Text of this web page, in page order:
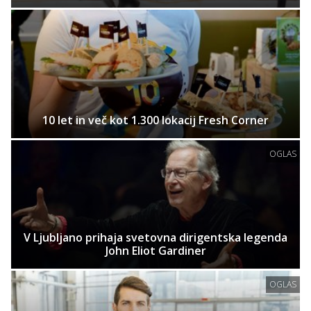
10 let in več kot 1.300 lokacij Fresh Corner
OGLAS
V Ljubljano prihaja svetovna dirigentska legenda
John Eliot Gardiner
OGLAS